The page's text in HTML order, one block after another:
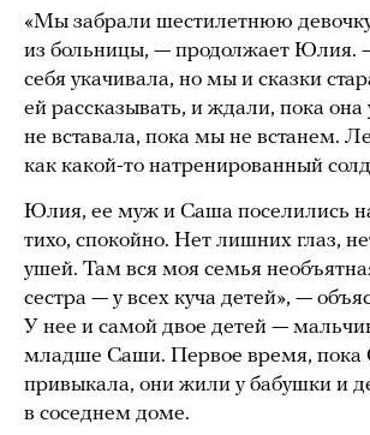
«Мы забрали шестилетнюю
из больницы, — продолжает Юлия.
себя укачивала, но мы и сказки
ей рассказывать, и ждали, пока она
не вставала, пока мы не встанем.
как какой-то натренированный
Юлия, ее муж и Саша поселились
тихо, спокойно. Нет лишних глаз,
ушей. Там вся моя семья
сестра — у всех куча детей», —
У нее и самой двое детей —
младше Саши. Первое время, пока
привыкала, они жили у бабушки и
в соседнем доме.